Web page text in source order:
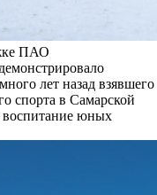
ПАО
лет назад взявшего
спорта в Самарской
воспитание юных